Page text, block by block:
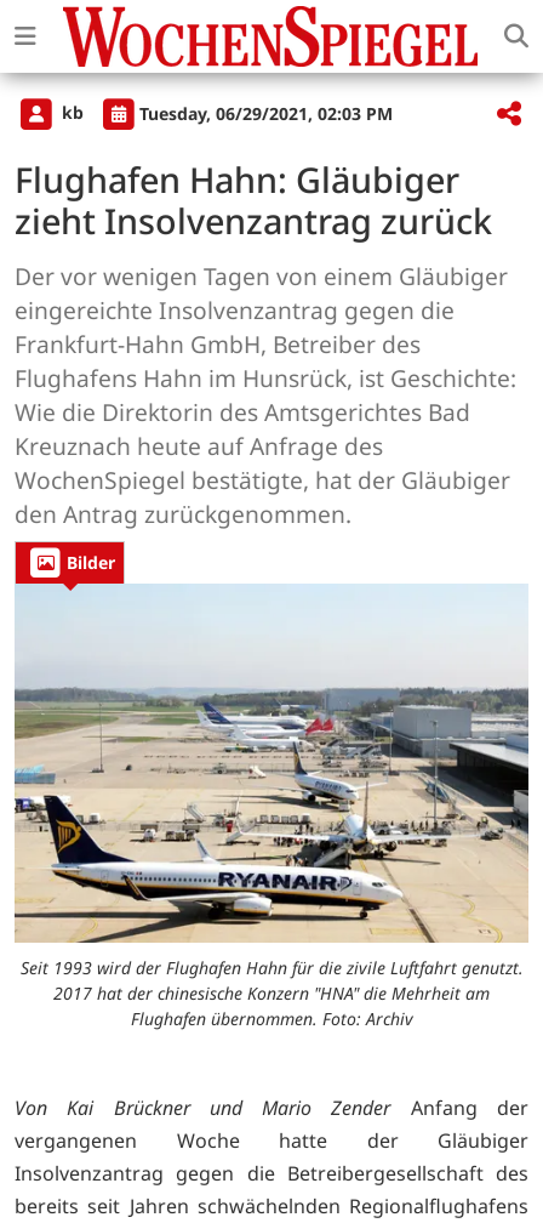
kb Tuesday, 06/29/2021, 02:03 PM
Flughafen Hahn: Gläubiger
zieht Insolvenzantrag zurück
Der vor wenigen Tagen von einem Gläubiger
eingereichte Insolvenzantrag gegen die
Frankfurt-Hahn GmbH, Betreiber des
Flughafens Hahn im Hunsrück, ist Geschichte:
Wie die Direktorin des Amtsgerichtes Bad
Kreuznach heute auf Anfrage des
WochenSpiegel bestätigte, hat der Gläubiger
den Antrag zurückgenommen.
Bilder
Seit 1993 wird der Flughafen Hahn für die zivile Luftfahrt genutzt.
2017 hat der chinesische Konzern "HNA" die Mehrheit am
Flughafen übernommen. Foto: Archiv
Von Kai Brückner und Mario ZenderAnfang der
vergangenen Woche hatte der Gläubiger
Insolvenzantrag gegen die Betreibergesellschaft des
bereits seit Jahren schwächelnden Regionalflughafens